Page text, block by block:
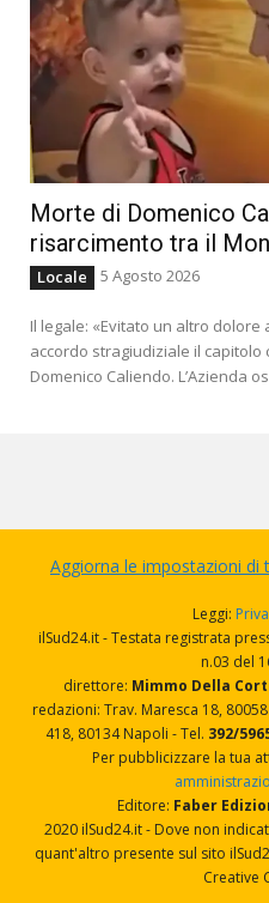
Morte di Domenico
risarcimento tra il
Locale 5 Agosto 2026
Il legale: «Evitato un altro dolore
accordo stragiudiziale il capitolo
Domenico Caliendo. L’Azienda
Aggiorna le impostazioni di
Leggi:
ilSud24.it - Testata registrata
n.03 del
direttore: Mimmo Della
redazioni: Trav. Maresca 18,
418, 80134 Napoli - Tel. 392/
Per pubblicizzare la tua
Editore: Faber
2020 ilSud24.it - Dove non
quant'altro presente sul sito
Creative